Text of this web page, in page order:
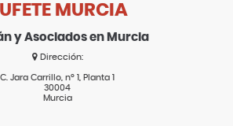
MURCIA
y Asociados en Murcia
Dirección:
C. Jara Carrillo, nº 1, Planta 1
30004
Murcia